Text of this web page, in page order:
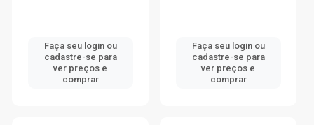
Faça seu login ou
cadastre-se para
ver preços e
comprar
Faça seu login ou
cadastre-se para
ver preços e
comprar